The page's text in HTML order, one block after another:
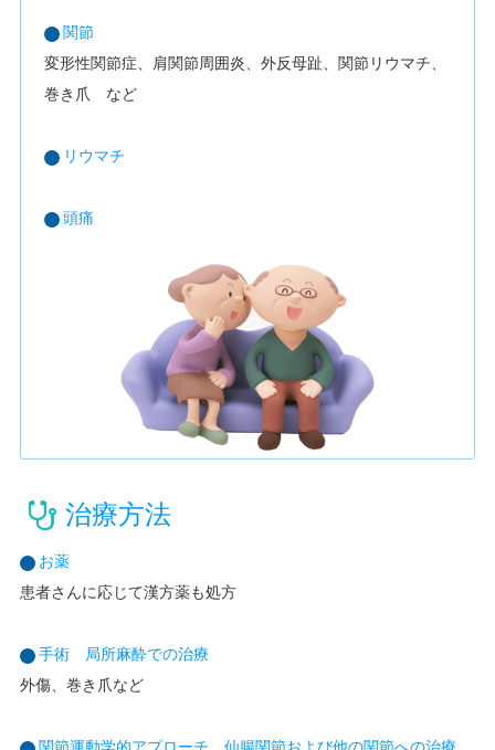
関節
変形性関節症、肩関節周囲炎、外反母趾、関節リウマチ、
巻き爪 など
リウマチ
頭痛
治療方法
お薬
患者さんに応じて漢方薬も処方
手術 局所麻酔での治療
外傷、巻き爪など